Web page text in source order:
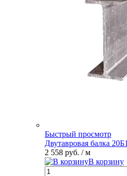
Быстрый просмотр
Двутавровая балка
2 558 руб. / м
В корзину